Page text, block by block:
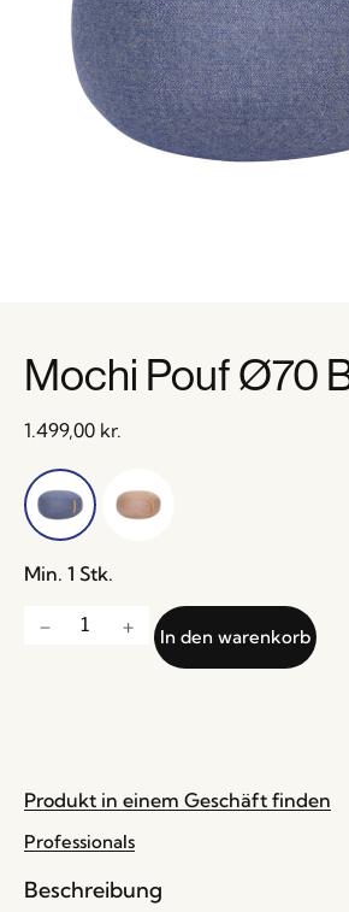
Mochi Pouf Ø70
1.499,00 kr.
Min. 1 Stk.
In den warenkorb
Produkt in einem Geschäft finden
Professionals
Beschreibung